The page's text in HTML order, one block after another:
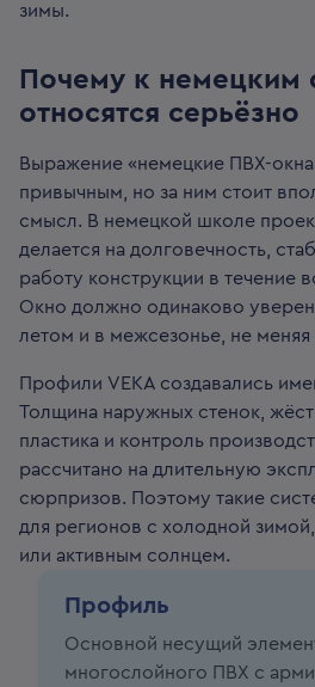
зимы.
Почему к немецким
относятся серьёзно
Выражение «немецкие ПВХ-
привычным, но за ним стоит
смысл. В немецкой школе
делается на долговечность,
работу конструкции в течение
Окно должно одинаково
летом и в межсезонье, не меняя
Профили VEKA создавались
Толщина наружных стенок,
пластика и контроль
рассчитано на длительную
сюрпризов. Поэтому такие
для регионов с холодной
или активным солнцем.
Профиль
Основной несущий
многослойного ПВХ с